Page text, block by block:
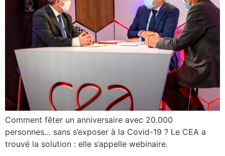
Comment fêter un anniversaire avec 20.000
personnes… sans s’exposer à la Covid-19 ? Le CEA a
trouvé la solution : elle s’appelle webinaire.